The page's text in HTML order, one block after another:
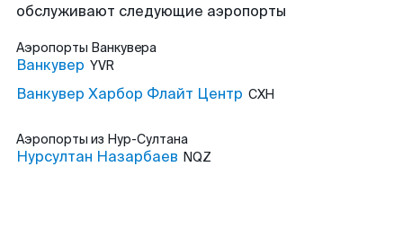
обслуживают следующие аэропорты
Аэропорты Ванкувера
Ванкувер YVR
Ванкувер Харбор Флайт Центр CXH
Аэропорты из Нур-Султана
Нурсултан Назарбаев NQZ